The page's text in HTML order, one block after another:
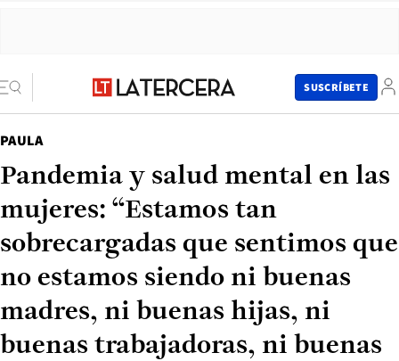
SUSCRÍBETE
PAULA
Pandemia y salud mental en las
mujeres: “Estamos tan
sobrecargadas que sentimos que
no estamos siendo ni buenas
madres, ni buenas hijas, ni
buenas trabajadoras, ni buenas